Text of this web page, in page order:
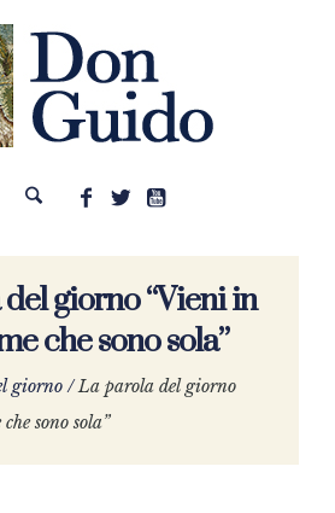
giorno “Vieni in
che sono sola”
giorno /La parola del giorno
sono sola”